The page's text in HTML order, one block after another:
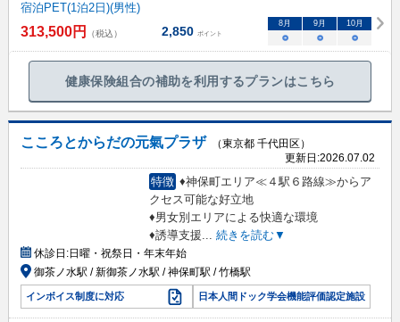
宿泊PET(1泊2日)(男性)
313,500円 （税込） 2,850 ポイント
8月 9月 10月
○ ○ ○
健康保険組合の補助を利用するプランはこちら
こころとからだの元氣プラザ
（東京都 千代田区）
更新日:2026.07.02
特徴 ♦神保町エリア≪４駅６路線≫からア
クセス可能な好立地
♦男女別エリアによる快適な環境
♦誘導支援
続きを読む▼
休診日:日曜・祝祭日・年末年始
御茶ノ水駅 / 新御茶ノ水駅 / 神保町駅 / 竹橋駅
インボイス制度に対応 日本人間ドック学会機能評価認定施設